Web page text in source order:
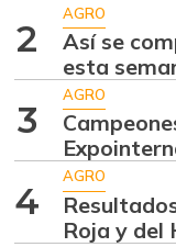
2
AGRO
Así se
esta
3
AGRO
4
AGRO
Roja y del